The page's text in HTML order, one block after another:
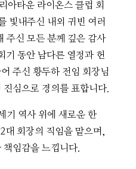
아타운 라이온스 클럽 회
빛내주신 내외 귀빈 여러
주신 모든 분께 깊은 감사
기 동안 남다른 열정과 헌
주신 황두하 전임 회장님
심으로 경의를 표합니다.
기 역사 위에 새로운 한
대 회장의 직임을 맡으며,
책임감을 느낍니다.